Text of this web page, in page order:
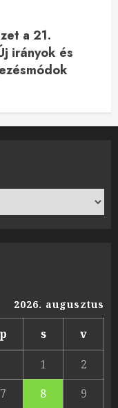
a 21.
irányok és
2026. augusztus
p s
v
1
2
7 8 9